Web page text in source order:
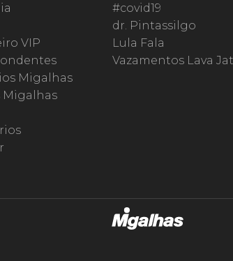
VIP
Migalhas
Migalhas
#covid19
dr. Pintassilgo
Lula Fala
Vazamentos Lava